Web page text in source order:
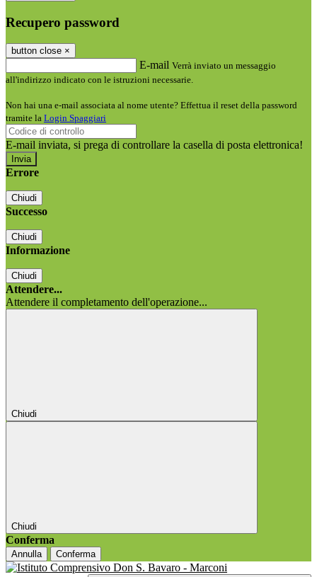
Recupero password
button close ×
E-mail Verrà inviato un messaggio
all'indirizzo indicato con le istruzioni necessarie.
Non hai una e-mail associata al nome utente? Effettua il reset della password
tramite la Login Spaggiari
E-mail inviata, si prega di controllare la casella di posta elettronica!
Errore
Chiudi
Successo
Chiudi
Informazione
Chiudi
Attendere...
Attendere il completamento dell'operazione...
Chiudi
Chiudi
Conferma
Annulla Conferma